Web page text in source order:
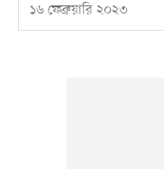
১৬ ফেব্রুয়ারি ২০২৩